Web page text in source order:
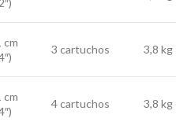
cm
3 cartuchos 3,8 kg
cm
4 cartuchos 3,8 kg